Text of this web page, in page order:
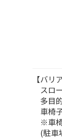
【バリ
スロ
多目
車椅
※車椅
(駐車